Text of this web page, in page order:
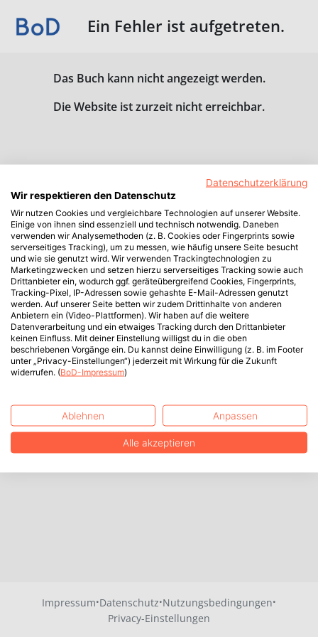
Ein Fehler ist aufgetreten.
Das Buch kann nicht angezeigt werden.
Die Website ist zurzeit nicht erreichbar.
Impressum·Datenschutz·Nutzungsbedingungen·
Privacy-Einstellungen
Datenschutzerklärung
Wir respektieren den Datenschutz
Wir nutzen Cookies und vergleichbare Technologien auf unserer Website.
Einige von ihnen sind essenziell und technisch notwendig. Daneben
verwenden wir Analysemethoden (z. B. Cookies oder Fingerprints sowie
serverseitiges Tracking), um zu messen, wie häufig unsere Seite besucht
und wie sie genutzt wird. Wir verwenden Trackingtechnologien zu
Marketingzwecken und setzen hierzu serverseitiges Tracking sowie auch
Drittanbieter ein, wodurch ggf. geräteübergreifend Cookies, Fingerprints,
Tracking-Pixel, IP-Adressen sowie gehashte E-Mail-Adressen genutzt
werden. Auf unserer Seite betten wir zudem Drittinhalte von anderen
Anbietern ein (Video-Plattformen). Wir haben auf die weitere
Datenverarbeitung und ein etwaiges Tracking durch den Drittanbieter
keinen Einfluss. Mit deiner Einstellung willigst du in die oben
beschriebenen Vorgänge ein. Du kannst deine Einwilligung (z. B. im Footer
unter „Privacy-Einstellungen“) jederzeit mit Wirkung für die Zukunft
widerrufen. (BoD-Impressum)
Ablehnen Anpassen
Alle akzeptieren